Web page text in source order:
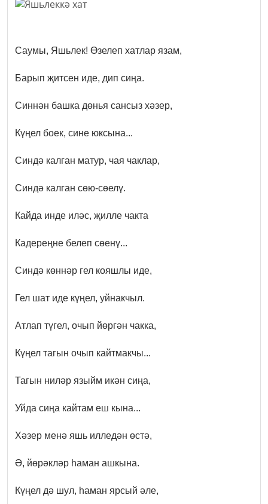
Саумы, Яшьлек! Өзелеп хатлар язам,
Барып җитсен иде, дип сиңа.
Синнән башка дөнья сансыз хәзер,
Күңел боек, сине юксына...
Синдә калган матур, чая чаклар,
Синдә калган сөю-сөелү.
Кайда инде иләс, җилле чакта
Кадереңне белеп сөенү...
Синдә көннәр гел кояшлы иде,
Гел шат иде күңел, уйнакчыл.
Атлап түгел, очып йөргән чакка,
Күңел тагын очып кайтмакчы...
Тагын ниләр языйм икән сиңа,
Уйда сиңа кайтам еш кына...
Хәзер менә яшь илледән өстә,
Ә, йөрәкләр һаман ашкына.
Күңел дә шул, һаман ярсый әле,